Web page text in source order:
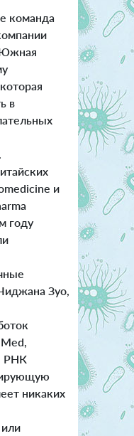
команда
в
и
году
Зуо,
РНК
никаких